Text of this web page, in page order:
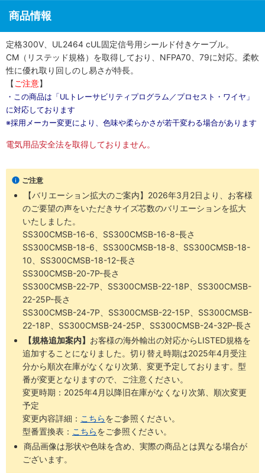
商品情報
定格300V、UL2464 cUL固定信号用シールド付きケーブル。
CM（リステッド規格）を取得しており、NFPA70、79に対応。柔軟
性に優れ取り回しのし易さが特長。
【 ご注意】
・この商品は「ULトレーサビリティプログラム／プロセスト・ワイヤ」
に対応しております
※採用メーカー変更により、色味や柔らかさが若干変わる場合があります
電気用品安全法を取得しておりません。
ご注意
【バリエーション拡大のご案内】2026年3月2日より、お客様
のご要望の声をいただきサイズ芯数のバリエーションを拡大
いたしました。
SS300CMSB-16-6、SS300CMSB-16-8-長さ
SS300CMSB-18-6、SS300CMSB-18-8、SS300CMSB-18-
10、SS300CMSB-18-12-長さ
SS300CMSB-20-7P-長さ
SS300CMSB-22-7P、SS300CMSB-22-18P、SS300CMSB-
22-25P-長さ
SS300CMSB-24-7P、SS300CMSB-22-15P、SS300CMSB-
22-18P、SS300CMSB-24-25P、SS300CMSB-24-32P-長さ
【規格追加案内】 お客様の海外輸出の対応からLISTED規格を
追加することになりました。切り替え時期は2025年4月受注
分から順次在庫がなくなり次第、変更予定しております。型
番が変更となりますので、ご注意ください。
変更時期：2025年4月以降旧在庫がなくなり次第、順次変更
予定
変更内容詳細： こちらをご参照ください。
型番置換表： こちらをご参照ください。
商品画像は形状や色味を含め、実際の商品とは異なる場合が
ございます。